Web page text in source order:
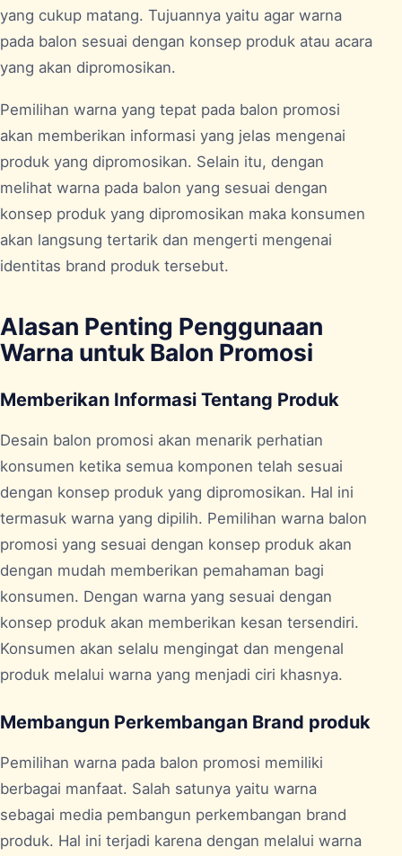
yang cukup matang. Tujuannya yaitu agar warna
pada balon sesuai dengan konsep produk atau acara
yang akan dipromosikan.
Pemilihan warna yang tepat pada balon promosi
akan memberikan informasi yang jelas mengenai
produk yang dipromosikan. Selain itu, dengan
melihat warna pada balon yang sesuai dengan
konsep produk yang dipromosikan maka konsumen
akan langsung tertarik dan mengerti mengenai
identitas brand produk tersebut.
Alasan Penting Penggunaan
Warna untuk Balon Promosi
Memberikan Informasi Tentang Produk
Desain balon promosi akan menarik perhatian
konsumen ketika semua komponen telah sesuai
dengan konsep produk yang dipromosikan. Hal ini
termasuk warna yang dipilih. Pemilihan warna balon
promosi yang sesuai dengan konsep produk akan
dengan mudah memberikan pemahaman bagi
konsumen. Dengan warna yang sesuai dengan
konsep produk akan memberikan kesan tersendiri.
Konsumen akan selalu mengingat dan mengenal
produk melalui warna yang menjadi ciri khasnya.
Membangun Perkembangan Brand produk
Pemilihan warna pada balon promosi memiliki
berbagai manfaat. Salah satunya yaitu warna
sebagai media pembangun perkembangan brand
produk. Hal ini terjadi karena dengan melalui warna